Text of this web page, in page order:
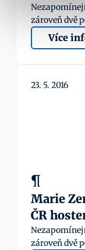
zároveň dvě
Více
23. 5. 2016
¶
Marie
ČR
zároveň dvě